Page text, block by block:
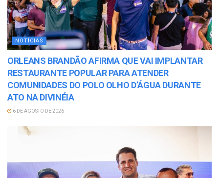
NOTÍCIAS
ORLEANS BRANDÃO AFIRMA QUE VAI IMPLANTAR
RESTAURANTE POPULAR PARA ATENDER
COMUNIDADES DO POLO OLHO D’ÁGUA DURANTE
ATO NA DIVINÉIA
6 DE AGOSTO DE 2026